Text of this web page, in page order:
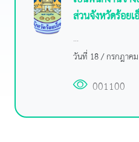
ส่วนจังหวัดร้อยเ
...
วันที่ 18 / กรกฎาค
001100